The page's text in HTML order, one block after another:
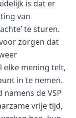
is dat er
van
te sturen.
zorgen dat
elke mening telt,
in te nemen.
de VSP
vrije tijd,